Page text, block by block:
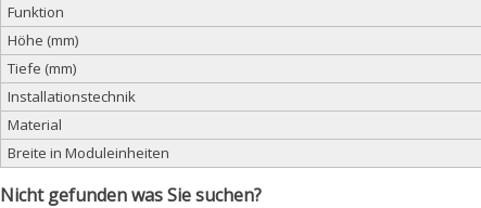
Funktion
Höhe (mm)
Tiefe (mm)
Installationstechnik
Material
Breite in Moduleinheiten
Nicht gefunden was Sie suchen?